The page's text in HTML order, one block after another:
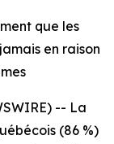
que les
en raison
-- La
(86 %)